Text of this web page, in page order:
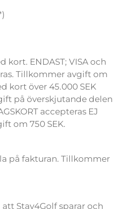
kort. ENDAST; VISA och
Tillkommer avgift om
kort över 45.000 SEK
på överskjutande delen
accepteras EJ
om 750 SEK.
på fakturan. Tillkommer
Stay4Golf sparar och